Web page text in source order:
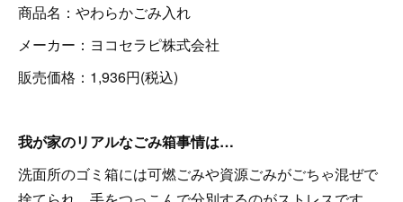
商品名：やわらかごみ入れ
メーカー：ヨコセラピ株式会社
販売価格：1,936円(税込)
我が家のリアルなごみ箱事情は…
洗面所のゴミ箱には可燃ごみや資源ごみがごちゃ混ぜで